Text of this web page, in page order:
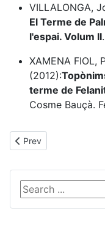
VILLALONGA,
El Terme de
l'espai. Volum II.
XAMENA FIOL,
(2012):
terme de
Cosme Bauçà.
Previous article:
Prev
Search ...